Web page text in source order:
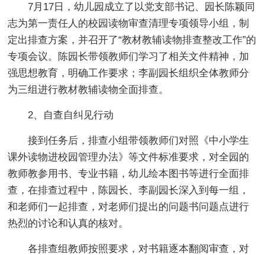
7月17日，幼儿园成立了以党支部书记、园长陈颖同
志为第一责任人的校园读物审查清理专项领导小组，制
定出排查方案，并召开了“教材教辅读物排查整改工作”的
专项会议。陈园长带领教师们学习了相关文件精神，加
强思想教育，明确工作要求；李副园长组织全体教师分
为三组进行教材教辅读物全面排查。
2、自查自纠见行动
接到任务后，排查小组带领教师们对照《中小学生
课外读物进校园管理办法》等文件标准要求，对全园的
教师教参用书、专业书籍，幼儿绘本图书等进行全面排
查，在排查过程中，陈园长、李副园长深入到每一组，
和老师们一起排查，对老师们提出的问题书问题点进行
热烈的讨论和认真的核对。
各排查组教师按照要求，对书籍逐本翻阅审查，对